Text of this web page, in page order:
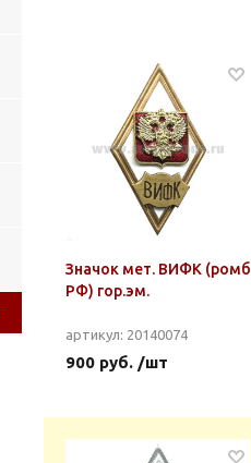
Значок мет. ВИФК (ромб
РФ) гор.эм.
артикул: 20140074
900 руб. /шт